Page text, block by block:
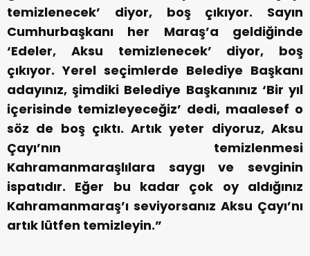
temizlenecek’ diyor, boş çıkıyor. Sayın
Cumhurbaşkanı her Maraş’a geldiğinde
‘Edeler, Aksu temizlenecek’ diyor, boş
çıkıyor. Yerel seçimlerde Belediye Başkanı
adayınız, şimdiki Belediye Başkanınız ‘Bir yıl
içerisinde temizleyeceğiz’ dedi, maalesef o
söz de boş çıktı. Artık yeter diyoruz, Aksu
Çayı’nın temizlenmesi
Kahramanmaraşlılara saygı ve sevginin
ispatıdır. Eğer bu kadar çok oy aldığınız
Kahramanmaraş’ı seviyorsanız Aksu Çayı’nı
artık lütfen temizleyin.”